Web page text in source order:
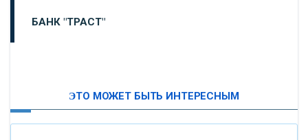
БАНК "ТРАСТ"
ЭТО МОЖЕТ БЫТЬ ИНТЕРЕСНЫМ